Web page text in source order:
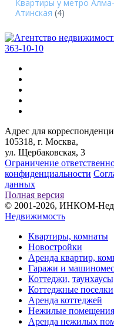
Квартиры у метро Алма-
Атинская (4)
363-10-10
Адрес для
105318, г. Москва,
ул. Щербаковская, 3
Ограничение
конфиденциальности
данных
Полная версия
© 2001-2026, ИНКОМ-
Недвижимость
Квартиры, комнаты
Новостройки
Аренда квартир,
Гаражи и
Коттеджи,
Коттеджные поселки
Аренда коттеджей
Нежилые помещения
Аренда нежилых